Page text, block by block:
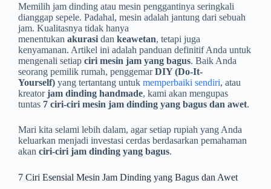
Memilih jam dinding atau mesin penggantinya seringkali
dianggap sepele. Padahal, mesin adalah jantung dari sebuah
jam. Kualitasnya tidak hanya
menentukan akurasi dan keawetan, tetapi juga
kenyamanan. Artikel ini adalah panduan definitif Anda untuk
mengenali setiap ciri mesin jam yang bagus. Baik Anda
seorang pemilik rumah, penggemarDIY (Do-It-
Yourself) yang tertantang untuk memperbaiki sendiri, atau
kreatorjam dinding handmade, kami akan mengupas
tuntas 7 ciri-ciri mesin jam dinding yang bagus dan awet.
Mari kita selami lebih dalam, agar setiap rupiah yang Anda
keluarkan menjadi investasi cerdas berdasarkan pemahaman
akan ciri-ciri jam dinding yang bagus.
7 Ciri Esensial Mesin Jam Dinding yang Bagus dan Awet